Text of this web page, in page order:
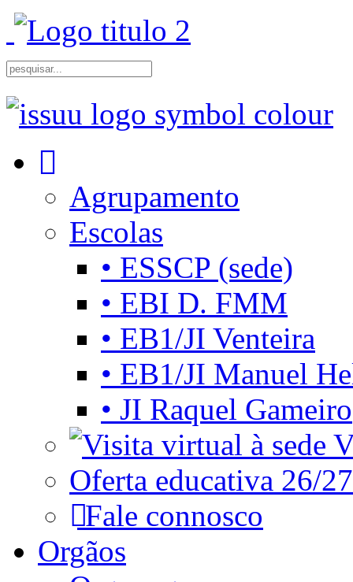
Agrupamento
Escolas
• ESSCP (sede)
• EBI D. FMM
• EB1/JI Venteira
• EB1/JI Manuel
• JI Raquel Gameiro
Oferta educativa 26/27
Fale connosco
Orgãos